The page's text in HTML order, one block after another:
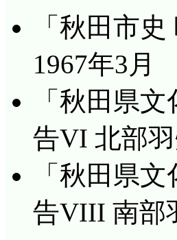
「秋田市
1967年3月
「秋田県
告VI 北部
「秋田県
告VIII 南部